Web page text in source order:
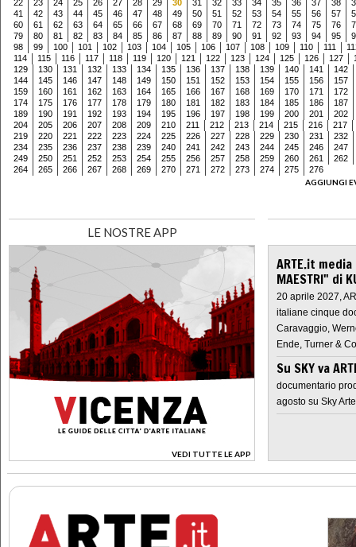
22 23 24 25 26 27 28 29 30 31 32 33 34 35 36 37 38
41
42 43 44 45 46 47 48 49 50 51 52 53 54 55 56 57
60
61 62 63 64 65 66 67 68 69 70 71 72 73 74 75 76
79
80 81 82 83 84 85 86 87 88 89 90 91 92 93 94 95
98
99 100 101 102 103 104 105 106 107 108 109 110 111
114
115 116 117 118 119 120 121 122 123 124 125 126 127
129
130 131 132 133 134 135 136 137 138 139 140 141
142
144
145 146 147 148 149 150 151 152 153 154 155 156
157
159
160 161 162 163 164 165 166 167 168 169 170 171
172
174
175 176 177 178 179 180 181 182 183 184 185 186
187
189
190 191 192 193 194 195 196 197 198 199 200 201
202
204
205 206 207 208 209 210 211 212 213 214 215 216
217
219
220 221 222 223 224 225 226 227 228 229 230 231
232
234
235 236 237 238 239 240 241 242 243 244 245 246
247
249
250 251 252 253 254 255 256 257 258 259 260 261
262
264
265 266 267 268 269 270 271 272 273 274 275
276
AGGIUNGI
LE NOSTRE APP
VEDI TUTTE LE APP
>
ARTE.it
MAESTRI" di
20 aprile 2027,
italiane cinque
Caravaggio,
Ende, Turner &
Su SKY va
documentario
agosto su Sky Arte